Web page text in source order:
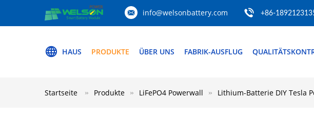
info@welsonbattery.com +86-
HAUS PRODUKTE ÜBER UNS FABRIK-AUSFLUG
Startseite Produkte LiFePO4 Powerwall Lithium-Batterie DIY Tesla